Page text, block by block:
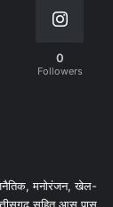
0
Followers
मनोरंजन, खेल-